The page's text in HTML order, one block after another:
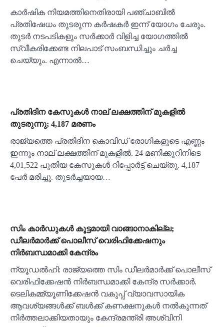
കാര്‍ഷിക നിയമത്തിനെതിരായി പഞ്ചാബില്‍
പ്രതിഷേധം തുടരുന്ന കര്‍ഷകര്‍ ഇന്ന് യോഗം ചേരും.
തുടര്‍ നടപടികളും സര്‍ക്കാര്‍ വിളിച്ച യോഗത്തില്‍
സ്വീകരിക്കേണ്ട നിലപാട് സംബന്ധിച്ചും ചര്‍ച്ച
ചെയ്യും. എന്നാല്‍…
പ്രതിദിന കേസുകൾ നാല് ലക്ഷത്തിന് മുകളിൽ
തുടരുന്നു; 4,187 മരണം
രാജ്യത്തെ പ്രതിദിന കൊവിഡ് രോഗികളുടെ എണ്ണം
ഇന്നും നാല് ലക്ഷത്തിന് മുകളിൽ. 24 മണിക്കൂറിനിടെ
4,01,522 പുതിയ കേസുകൾ റിപ്പോർട്ട് ചെയ്തു. 4,187
പേർ മരിച്ചു. തുടർച്ചയായ…
സിം കാർഡുകൾ കൂട്ടമായി വാങ്ങാനാകില്ല;
ഡീലർമാർക്ക് പൊലീസ് വെരിഫിക്കേഷനും
നിർബന്ധമാക്കി കേന്ദ്രം
ന്യൂഡൽഹി: രാജ്യത്തെ സിം ഡീലർമാർക്ക് പൊലീസ്
വെരിഫിക്കേഷൻ നിർബന്ധമാക്കി കേന്ദ്ര സർക്കാർ.
ടെലികമ്മ്യൂണിക്കേഷന്‍ വകുപ്പ് വ്യാവസായിക
ആവശ്യങ്ങള്‍ക്ക് ബള്‍ക്ക് കണക്ഷനുകള്‍ നൽകുന്നത്
നിർത്തലാക്കിയതായും കേന്ദ്രമന്ത്രി അശ്വിനി